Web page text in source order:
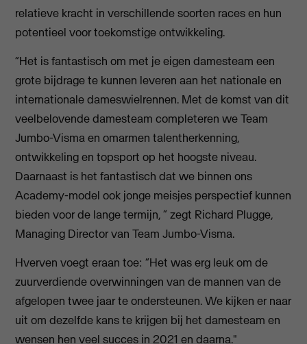
relatieve kracht in verschillende soorten races en hun
potentieel voor toekomstige ontwikkeling.
“Het is fantastisch om met je eigen damesteam een
grote bijdrage te kunnen leveren aan het nationale en
internationale dameswielrennen. Met de komst van dit
veelbelovende damesteam completeren we Team
Jumbo-Visma en omarmen talentherkenning,
ontwikkeling en topsport op het hoogste niveau.
Daarnaast is het fantastisch dat we binnen ons
Academy-model ook jonge meisjes perspectief kunnen
bieden voor de lange termijn, ” zegt Richard Plugge,
Managing Director van Team Jumbo-Visma.
Hverven voegt eraan toe: “Het was erg leuk om de
zuurverdiende overwinningen van de mannen van de
afgelopen twee jaar te ondersteunen. We kijken er naar
uit om dezelfde kans te krijgen bij het damesteam en
wensen hen veel succes in 2021 en daarna."